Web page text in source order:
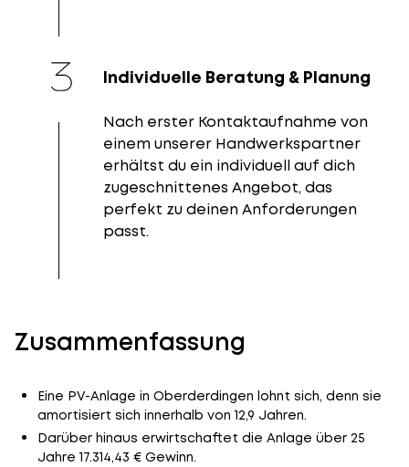
Individuelle Beratung & Planung
Nach erster Kontaktaufnahme von
einem unserer Handwerkspartner
erhältst du ein individuell auf dich
zugeschnittenes Angebot, das
perfekt zu deinen Anforderungen
passt.
Zusammenfassung
Eine PV-Anlage in Oberderdingen lohnt sich, denn sie
amortisiert sich innerhalb von 12,9 Jahren.
Darüber hinaus erwirtschaftet die Anlage über 25
Jahre 17.314,43 € Gewinn.